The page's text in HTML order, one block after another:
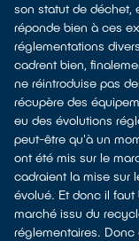
son statut de déchet,
réponde bien à ces
réglementations
cadrent bien,
ne réintroduise pas
récupère des
eu des évolutions
peut-être qu'à un
ont été mis sur le
cadraient la mise sur
évolué. Et donc il
marché issu du
réglementaires.